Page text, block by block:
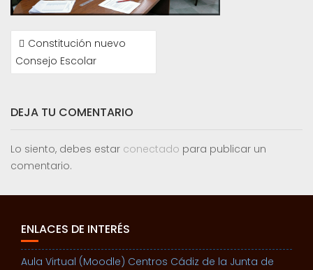
NAVEGACIÓN
DE
ENTRADAS
Constitución nuevo
Consejo Escolar
DEJA TU COMENTARIO
Lo siento, debes estar conectado para publicar un
comentario.
ENLACES DE INTERÉS
Aula Virtual (Moodle) Centros Cádiz de la Junta de